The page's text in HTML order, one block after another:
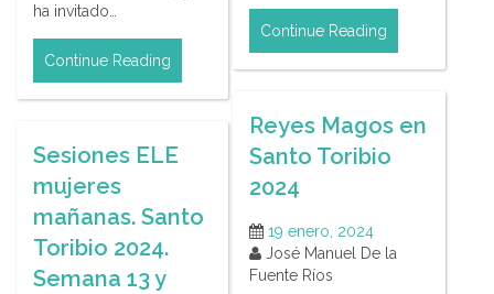
ha invitado…
Continue Reading
Continue Reading
Reyes Magos en
Santo Toribio
2024
19 enero, 2024
José Manuel De la
Fuente Ríos
Sesiones ELE
mujeres
mañanas. Santo
Toribio 2024.
Semana 13 y